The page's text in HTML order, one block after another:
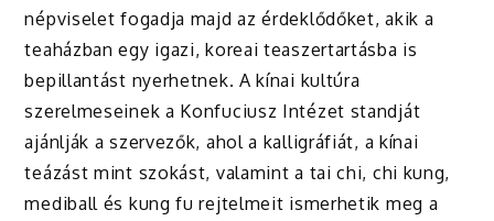
népviselet fogadja majd az érdeklődőket, akik a
teaházban egy igazi, koreai teaszertartásba is
bepillantást nyerhetnek. A kínai kultúra
szerelmeseinek a Konfuciusz Intézet standját
ajánlják a szervezők, ahol a kalligráfiát, a kínai
teázást mint szokást, valamint a tai chi, chi kung,
mediball és kung fu rejtelmeit ismerhetik meg a